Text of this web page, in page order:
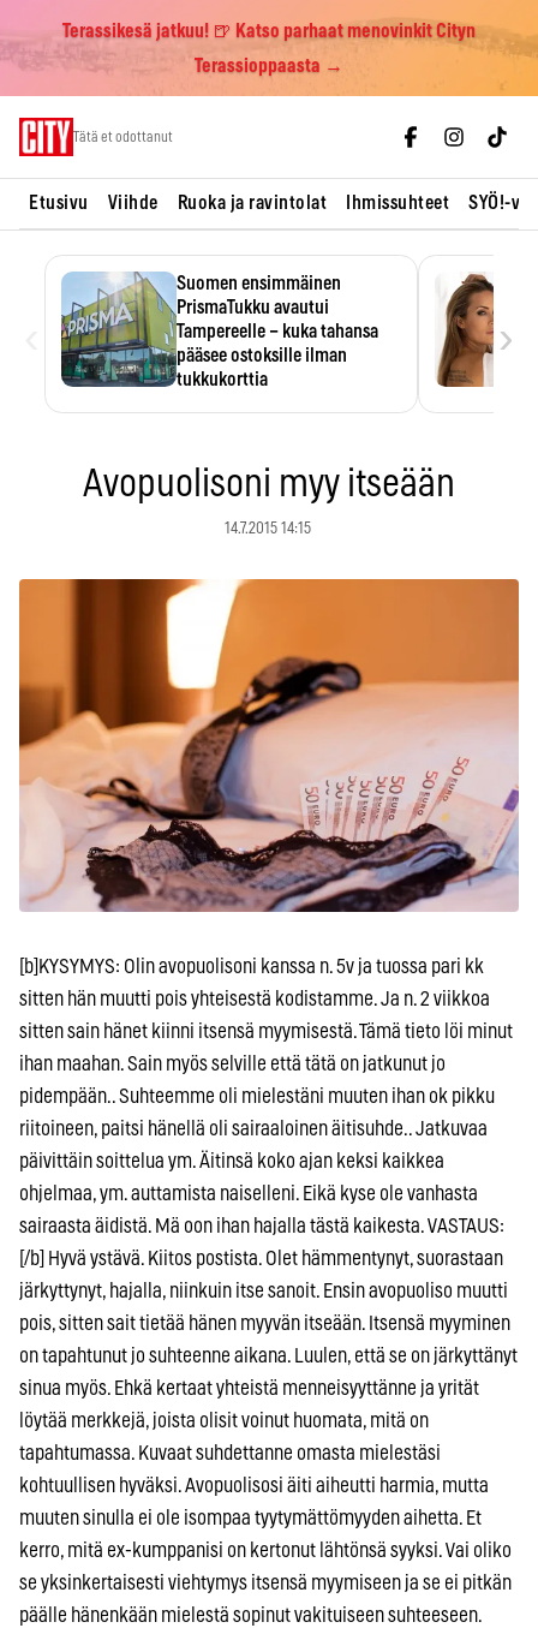
Terassikesä jatkuu! 🍺 Katso parhaat menovinkit Cityn
Terassioppaasta →
Tätä et odottanut
Etusivu Viihde Ruoka ja ravintolat Ihmissuhteet SYÖ!-
Suomen ensimmäinen
PrismaTukku avautui
Tampereelle – kuka tahansa
pääsee ostoksille ilman
tukkukorttia
›
Avopuolisoni myy itseään
14.7.2015 14:15
[b]KYSYMYS: Olin avopuolisoni kanssa n. 5v ja tuossa pari kk
sitten hän muutti pois yhteisestä kodistamme. Ja n. 2 viikkoa
sitten sain hänet kiinni itsensä myymisestä. Tämä tieto löi minut
ihan maahan. Sain myös selville että tätä on jatkunut jo
pidempään.. Suhteemme oli mielestäni muuten ihan ok pikku
riitoineen, paitsi hänellä oli sairaaloinen äitisuhde.. Jatkuvaa
päivittäin soittelua ym. Äitinsä koko ajan keksi kaikkea
ohjelmaa, ym. auttamista naiselleni. Eikä kyse ole vanhasta
sairaasta äidistä. Mä oon ihan hajalla tästä kaikesta. VASTAUS:
[/b] Hyvä ystävä. Kiitos postista. Olet hämmentynyt, suorastaan
järkyttynyt, hajalla, niinkuin itse sanoit. Ensin avopuoliso muutti
pois, sitten sait tietää hänen myyvän itseään. Itsensä myyminen
on tapahtunut jo suhteenne aikana. Luulen, että se on järkyttänyt
sinua myös. Ehkä kertaat yhteistä menneisyyttänne ja yrität
löytää merkkejä, joista olisit voinut huomata, mitä on
tapahtumassa. Kuvaat suhdettanne omasta mielestäsi
kohtuullisen hyväksi. Avopuolisosi äiti aiheutti harmia, mutta
muuten sinulla ei ole isompaa tyytymättömyyden aihetta. Et
kerro, mitä ex-kumppanisi on kertonut lähtönsä syyksi. Vai oliko
se yksinkertaisesti viehtymys itsensä myymiseen ja se ei pitkän
päälle hänenkään mielestä sopinut vakituiseen suhteeseen.